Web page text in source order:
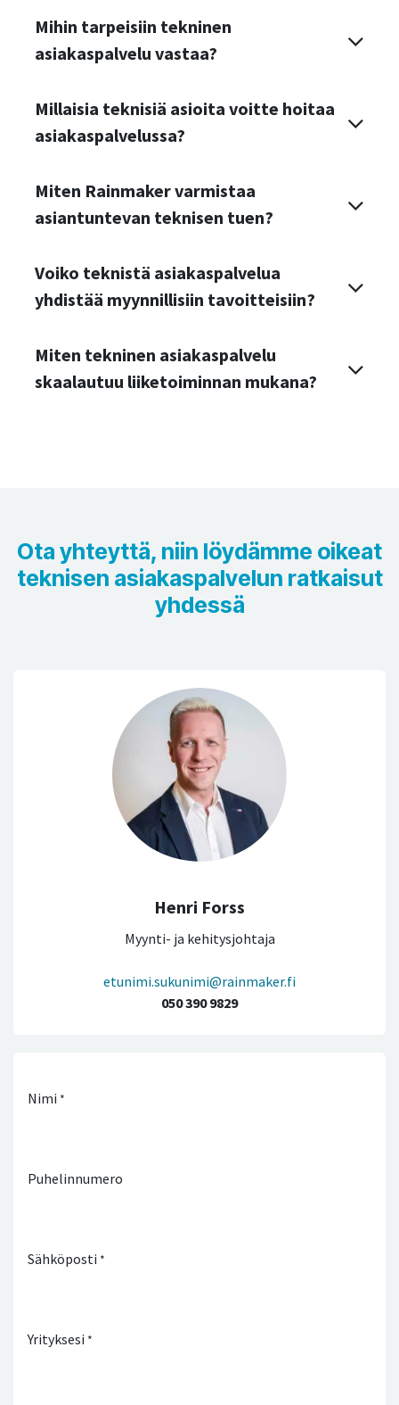
Mihin tarpeisiin tekninen
asiakaspalvelu vastaa?
Millaisia teknisiä asioita voitte hoitaa
asiakaspalvelussa?
Miten Rainmaker varmistaa
asiantuntevan teknisen tuen?
Voiko teknistä asiakaspalvelua
yhdistää myynnillisiin tavoitteisiin?
Miten tekninen asiakaspalvelu
skaalautuu liiketoiminnan mukana?
Ota yhteyttä, niin löydämme oikeat
teknisen asiakaspalvelun ratkaisut
yhdessä
Henri Forss
Myynti- ja kehitysjohtaja
etunimi.sukunimi@rainmaker.fi
050 390 9829
Nimi *
Puhelinnumero
Sähköposti *
Yrityksesi *